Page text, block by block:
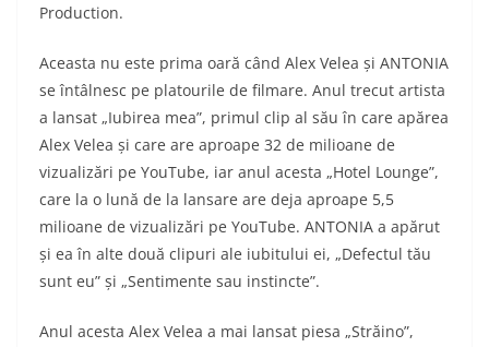
Production.
Aceasta nu este prima oară când Alex Velea și ANTONIA
se întâlnesc pe platourile de filmare. Anul trecut artista
a lansat „Iubirea mea”, primul clip al său în care apărea
Alex Velea și care are aproape 32 de milioane de
vizualizări pe YouTube, iar anul acesta „Hotel Lounge”,
care la o lună de la lansare are deja aproape 5,5
milioane de vizualizări pe YouTube. ANTONIA a apărut
și ea în alte două clipuri ale iubitului ei, „Defectul tău
sunt eu” și „Sentimente sau instincte”.
Anul acesta Alex Velea a mai lansat piesa „Străino”,